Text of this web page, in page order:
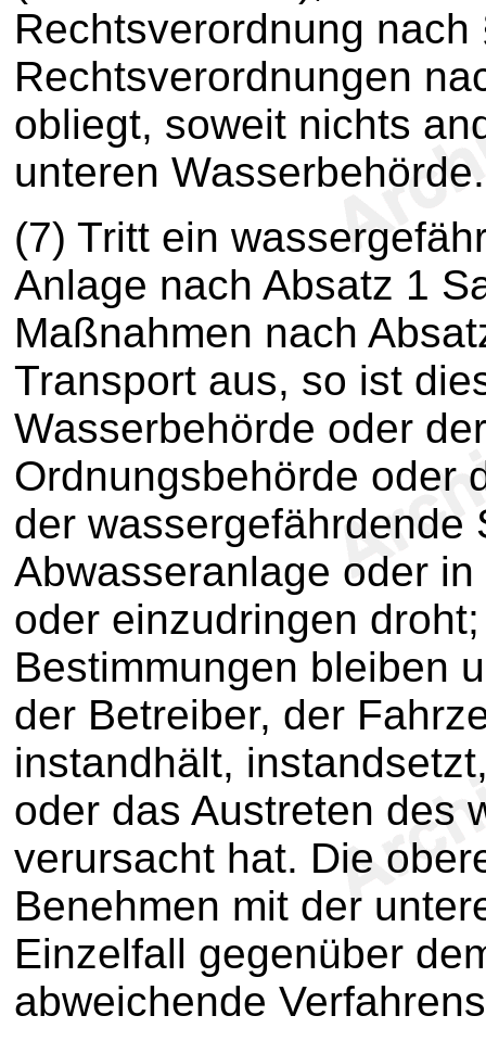
Rechtsverordnung
Rechtsverordnungen
obliegt, soweit nichts
unteren Wasserbehörde.
(7) Tritt ein
Anlage nach Absatz 1
Maßnahmen nach
Transport aus, so ist
Wasserbehörde oder
Ordnungsbehörde oder
der wassergefährdende
Abwasseranlage oder
oder einzudringen
Bestimmungen bleiben
der Betreiber, der
instandhält,
oder das Austreten des
verursacht hat. Die
Benehmen mit der
Einzelfall gegenüber
abweichende